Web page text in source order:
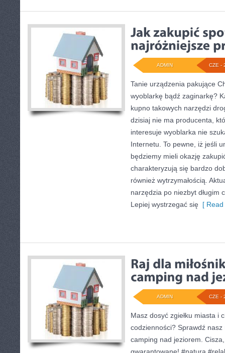
CZE -
ADMIN
Tanie urządzenia pakujące
wyoblarkę bądź zaginarkę?
kupno takowych narzędzi
dzisiaj nie ma producenta,
interesuje wyoblarka nie
Internetu. To pewne, iż jeśli
będziemy mieli okazję
charakteryzują się bardzo
również wytrzymałością.
narzędzia po niezbyt długim
Lepiej wystrzegać się [
CZE -
ADMIN
Masz dosyć zgiełku miasta i
codzienności? Sprawdź nasz
camping nad jeziorem.